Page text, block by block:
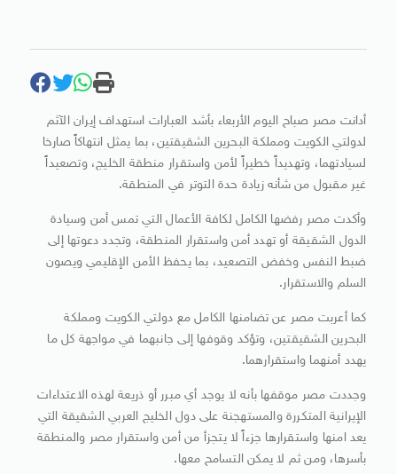
أدانت مصر صباح اليوم الأربعاء بأشد العبارات استهداف إيران الآثم
لدولتي الكويت ومملكة البحرين الشقيقتين، بما يمثل انتهاكاً صارخا
لسيادتهما، وتهديداً خطيراً لأمن واستقرار منطقة الخليج، وتصعيداً
غير مقبول من شأنه زيادة حدة التوتر في المنطقة.
وأكدت مصر رفضها الكامل لكافة الأعمال التي تمس أمن وسيادة
الدول الشقيقة أو تهدد أمن واستقرار المنطقة، وتجدد دعوتها إلى
ضبط النفس وخفض التصعيد، بما يحفظ الأمن الإقليمي ويصون
السلم والاستقرار.
كما أعربت مصر عن تضامنها الكامل مع دولتي الكويت ومملكة
البحرين الشقيقتين، وتؤكد وقوفها إلى جانبهما في مواجهة كل ما
يهدد أمنهما واستقرارهما.
وجددت مصر موقفها بأنه لا يوجد أي مبرر أو ذريعة لهذه الاعتداءات
الإيرانية المتكررة والمستهجنة على دول الخليج العربي الشقيقة التي
يعد امنها واستقرارها جزءاً لا يتجزأ من أمن واستقرار مصر والمنطقة
بأسرها، ومن ثم لا يمكن التسامح معها.